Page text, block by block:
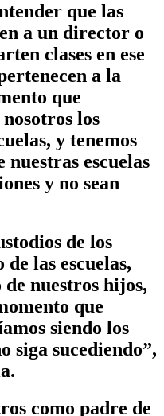
que las
a un director o
clases en ese
a la
que
los
y tenemos
nuestras escuelas
y no sean
de los
las escuelas,
nuestros hijos,
que
siendo los
siga sucediendo”,
como padre de